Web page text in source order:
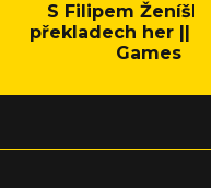
S Filipem
překladech her ||
Games